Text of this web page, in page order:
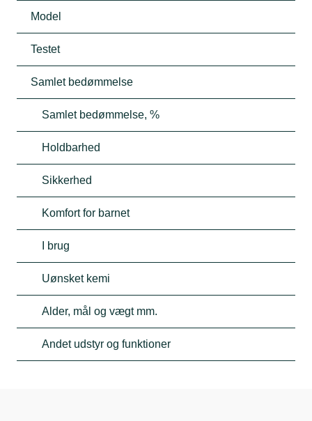
Model
Testet
Samlet bedømmelse
Samlet bedømmelse, %
Holdbarhed
Sikkerhed
Komfort for barnet
I brug
Uønsket kemi
Alder, mål og vægt mm.
Andet udstyr og funktioner